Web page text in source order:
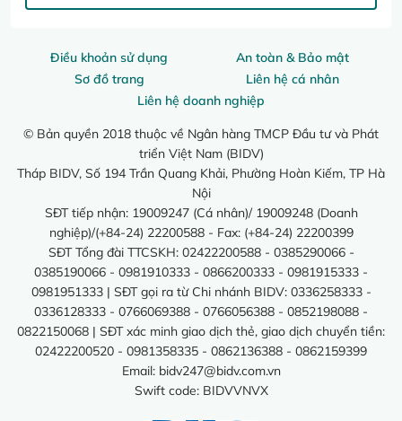
Điều khoản sử dụng
An toàn & Bảo mật
Sơ đồ trang
Liên hệ cá nhân
Liên hệ doanh nghiệp
© Bản quyền 2018 thuộc về Ngân hàng TMCP Đầu tư và Phát
triển Việt Nam (BIDV)
Tháp BIDV, Số 194 Trần Quang Khải, Phường Hoàn Kiếm, TP Hà
Nội
SĐT tiếp nhận: 19009247 (Cá nhân)/ 19009248 (Doanh
nghiệp)/(+84-24) 22200588 - Fax: (+84-24) 22200399
SĐT Tổng đài TTCSKH: 02422200588 - 0385290066 -
0385190066 - 0981910333 - 0866200333 - 0981915333 -
0981951333 | SĐT gọi ra từ Chi nhánh BIDV: 0336258333 -
0336128333 - 0766069388 - 0766056388 - 0852198088 -
0822150068 | SĐT xác minh giao dịch thẻ, giao dịch chuyển tiền:
02422200520 - 0981358335 - 0862136388 - 0862159399
Email: bidv247@bidv.com.vn
Swift code: BIDVVNVX